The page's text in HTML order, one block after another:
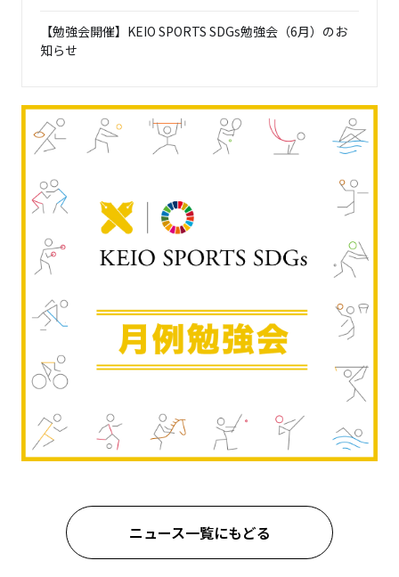
【勉強会開催】KEIO SPORTS SDGs勉強会（6月）のお
知らせ
ニュース一覧にもどる